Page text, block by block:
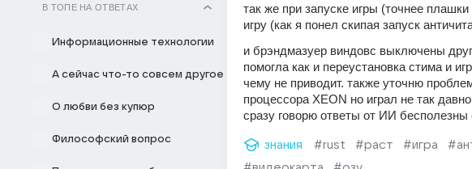
В ТОПЕ НА ОТВЕТАХ
Информационные технологии
А сейчас что-то совсем другое
О любви без купюр
Философский вопрос
так же при запуске игры (точнее
игру (как я понел скипая запуск
и брэндмазуер виндовс выключены
помогла как и переустановка стима и
чему не приводит. также уточню
процессора XEON но играл не так
сразу говорю ответы от ИИ бесполезны
знания #rust #раст #игра